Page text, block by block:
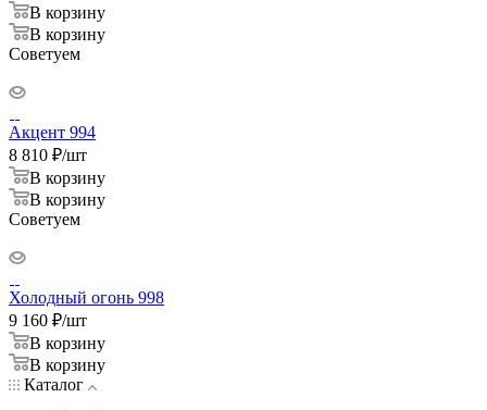
В корзину
В корзину
Советуем
Акцент 994
8 810 ₽/шт
В корзину
В корзину
Советуем
Холодный огонь 998
9 160 ₽/шт
В корзину
В корзину
Каталог